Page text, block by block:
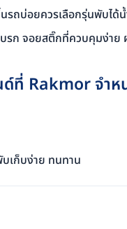
ถบ่อยควรเลือกรุ่นพับได้น้
รก จอยสติ๊กที่ควบคุมง่าย
ที่ Rakmor จำห
เก็บง่าย ทนทาน